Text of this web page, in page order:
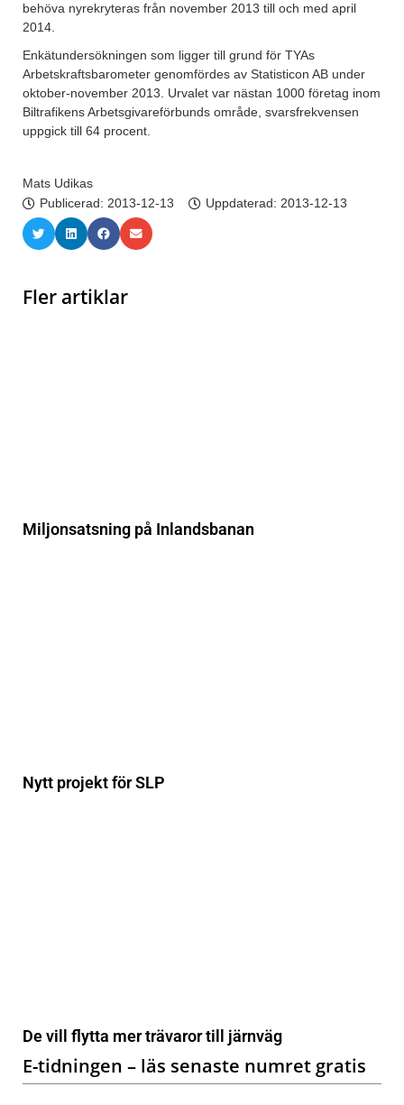
behöva nyrekryteras från november 2013 till och med april
2014.
Enkätundersökningen som ligger till grund för TYAs
Arbetskraftsbarometer genomfördes av Statisticon AB under
oktober-november 2013. Urvalet var nästan 1000 företag inom
Biltrafikens Arbetsgivareförbunds område, svarsfrekvensen
uppgick till 64 procent.
Mats Udikas
Publicerad: 2013-12-13 Uppdaterad: 2013-12-13
Fler artiklar
Miljonsatsning på Inlandsbanan
Nytt projekt för SLP
De vill flytta mer trävaror till järnväg
E-tidningen – läs senaste numret gratis